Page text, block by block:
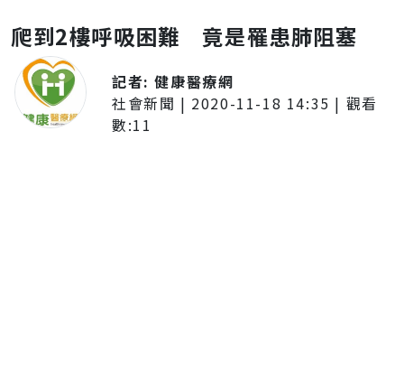
爬到2樓呼吸困難 竟是罹患肺阻塞
記者:健康醫療網
社會新聞 | 2020-11-18 14:35 | 觀看
數:11